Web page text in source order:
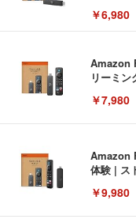
￥6,980
Amazon
リーミ
￥7,980
Amazon
体験 | ス
￥9,980